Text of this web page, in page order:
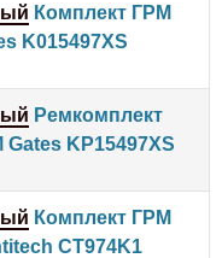
Комплект ГРМ
K015497XS
Ремкомплект
Gates KP15497XS
Комплект ГРМ
CT974K1